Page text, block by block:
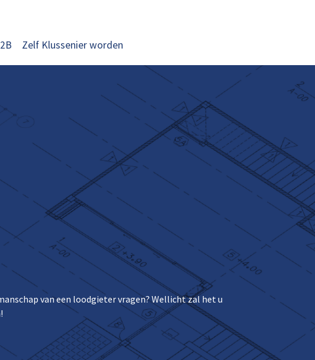
Zelf Klussenier worden
van een loodgieter vragen? Wellicht zal het u